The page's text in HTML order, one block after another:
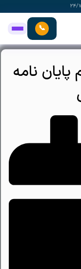
📞
نامه